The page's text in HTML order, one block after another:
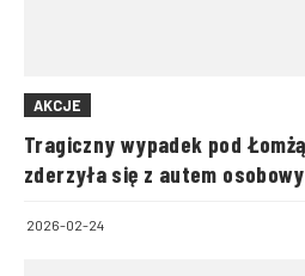
AKCJE
Tragiczny wypadek pod
zderzyła się z autem
2026-02-24